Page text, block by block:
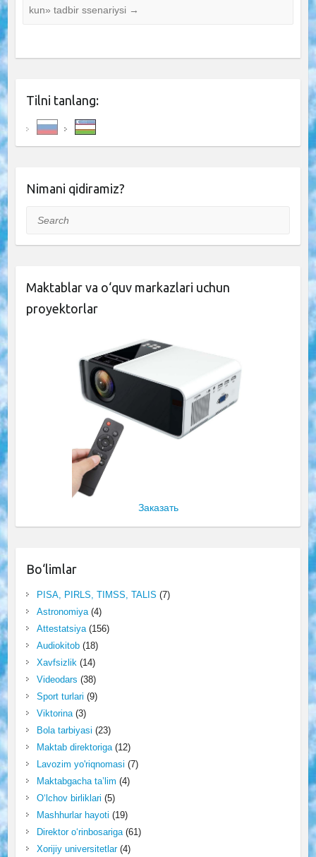
kun» tadbir ssenariysi →
Tilni tanlang:
Nimani qidiramiz?
Search
Maktablar va o‘quv markazlari uchun
proyektorlar
Заказать
Bo‘limlar
PISA, PIRLS, TIMSS, TALIS (7)
Astronomiya(4)
Attestatsiya(156)
Audiokitob(18)
Xavfsizlik (14)
Videodars (38)
Sport turlari (9)
Viktorina(3)
Bola tarbiyasi (23)
Maktab direktoriga(12)
Lavozim yo'riqnomasi (7)
Maktabgacha ta’lim (4)
O‘lchov birliklari (5)
Mashhurlar hayoti (19)
Direktor o‘rinbosariga(61)
Xorijiy universitetlar(4)